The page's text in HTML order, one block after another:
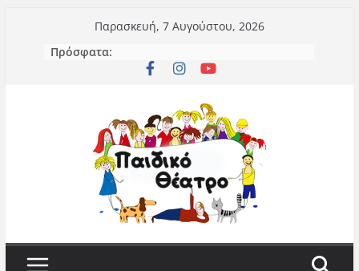
περιεχόμενο
Παρασκευή, 7 Αυγούστου, 2026
Πρόσφατα: